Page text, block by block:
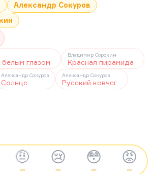
Александр Сокуров
глазом
Владимир Сорокин
Красная пирамида
Александр Сокуров
Солнце
Александр Сокуров
Русский ковчег
🤨
—
😢
—
😳
—
😡
—